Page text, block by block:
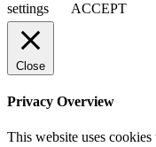
settings
ACCEPT
Close
Privacy Overview
This website uses